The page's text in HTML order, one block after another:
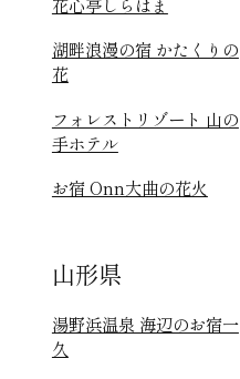
湖畔浪漫の宿 かたくりの
花
フォレストリゾート 山の
手ホテル
お宿 Onn大曲の花火
山形県
湯野浜温泉 海辺のお宿一
久